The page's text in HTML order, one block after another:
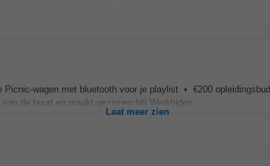
wagen met bluetooth voor je playlist • €200
de buurt en maakt gezinnen blij Werktijden...
Laat meer zien